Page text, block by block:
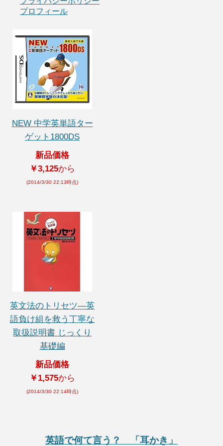
プロフィール
NEW 中学英単語ター
ゲット1800DS
新品価格
￥3,125から
(2014/3/30 22:13時点)
英文法のトリセツ―英
語負け組を救う丁寧な
取扱説明書 じっくり
基礎編
新品価格
￥1,575から
(2014/3/30 22:14時点)
英語で何て言う？ 「耳かき」